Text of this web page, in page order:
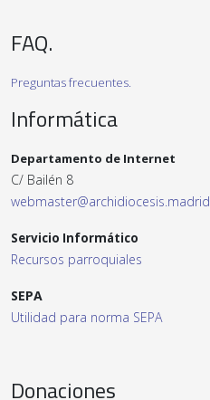
FAQ.
Preguntas frecuentes.
Informática
Departamento de Internet
C/ Bailén 8
webmaster@archidiocesis.madrid
Servicio Informático
Recursos parroquiales
SEPA
Utilidad para norma SEPA
Donaciones